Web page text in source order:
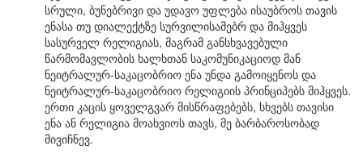
სრული, ბუნებრივი და უდავო უფლება ისაუბროს თავის
ენასა თუ დიალექტზე სურვილისამებრ და მიჰყვეს
სასურველ რელიგიას, მაგრამ განსხვავებული
წარმომავლობის ხალხთან საკომუნიკაციოდ მან
ნეიტრალურ-საკაცობრიო ენა უნდა გამოიყენოს და
ნეიტრალურ-საკაცობრიო რელიგიის პრინციპებს მიჰყვეს.
ერთი კაცის ყოველგვარ მისწრაფებებს, სხვებს თავისი
ენა ან რელიგია მოახვიოს თავს, მე ბარბაროსობად
მივიჩნევ.